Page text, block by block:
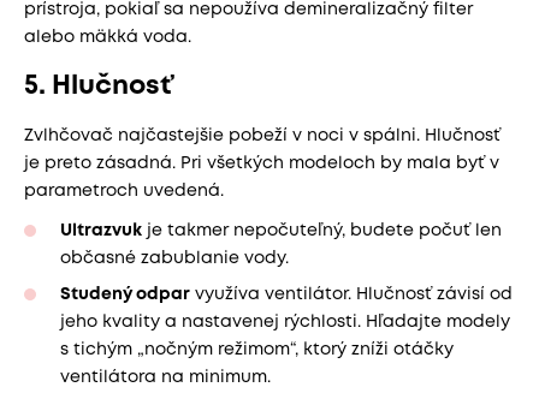
prístroja, pokiaľ sa nepoužíva demineralizačný filter
alebo mäkká voda.
5. Hlučnosť
Zvlhčovač najčastejšie pobeží v noci v spálni. Hlučnosť
je preto zásadná. Pri všetkých modeloch by mala byť v
parametroch uvedená.
Ultrazvuk je takmer nepočuteľný, budete počuť len
občasné zabublanie vody.
Studený odpar využíva ventilátor. Hlučnosť závisí od
jeho kvality a nastavenej rýchlosti. Hľadajte modely
s tichým „nočným režimom“, ktorý zníži otáčky
ventilátora na minimum.